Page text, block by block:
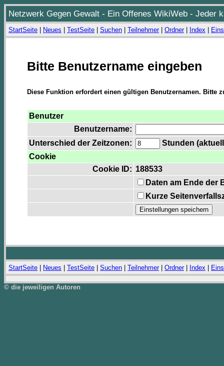
Netzwerk Gegen Gewalt - Ein Offenes WikiWeb - Jeder
StartSeite Neues TestSeite Suchen Teilnehmer| Ordner| Index
Bitte Benutzername eingeben
Diese Funktion erfordert einen gültigen Benutzernamen. Bitte
Benutzer
Benutzername:
Unterschied der Zeitzonen:
Stunden
Cookie
Cookie ID: 188533
Daten am Ende der
Kurze
StartSeite Neues TestSeite Suchen Teilnehmer| Ordner| Index
© die jeweiligen Autoren